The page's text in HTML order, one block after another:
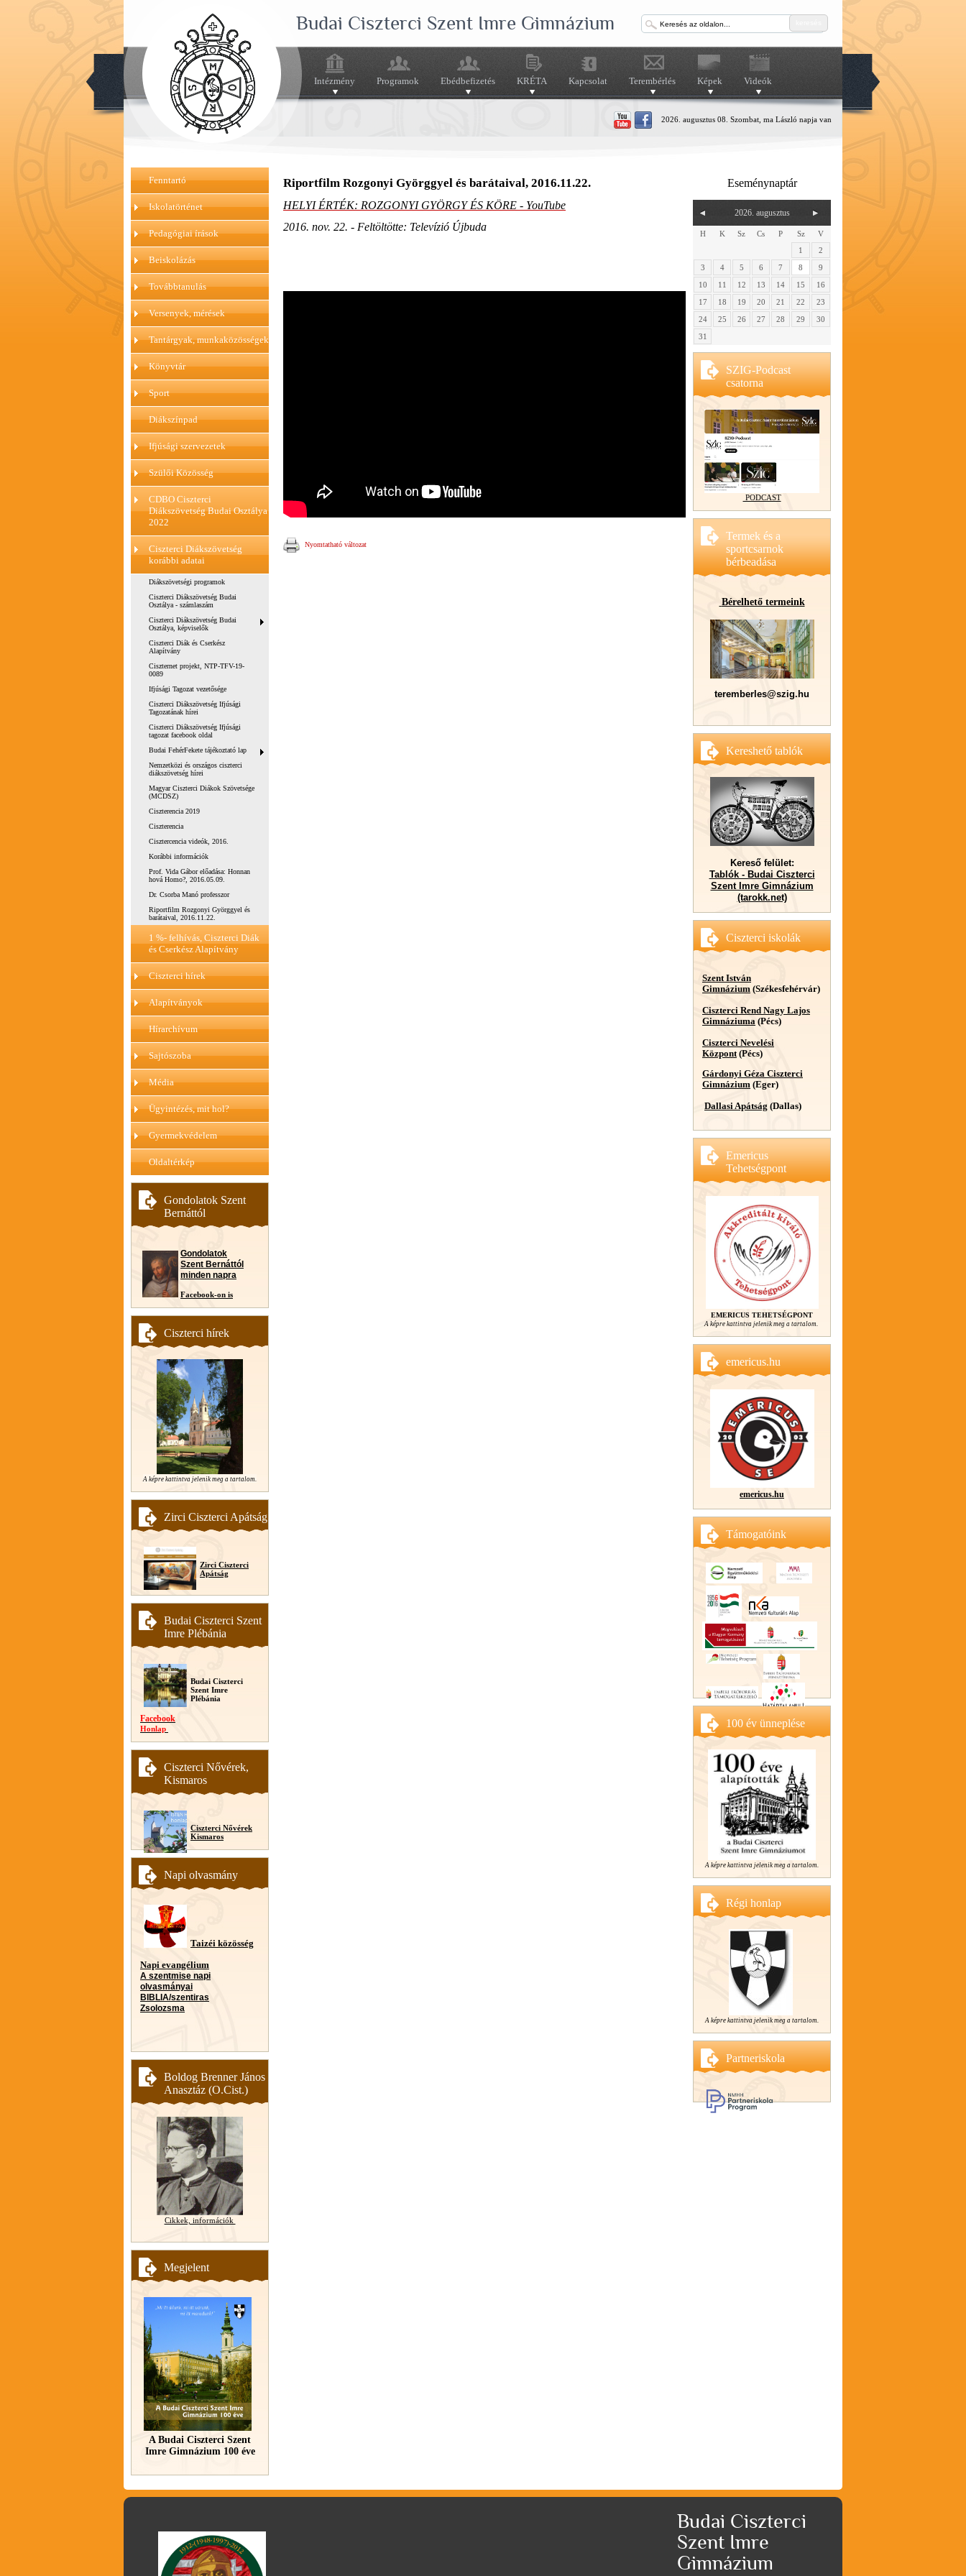
Budai Ciszterci Szent Imre Gimnázium
Intézmény Programok Ebédbefizetés KRÉTA Kapcsolat Terembérlés Képek Videók
2026. augusztus 08. Szombat, ma László napja van
Fenntartó
Iskolatörténet
Pedagógiai írások
Beiskolázás
Továbbtanulás
Versenyek, mérések
Tantárgyak, munkaközösségek
Könyvtár
Sport
Diákszínpad
Ifjúsági szervezetek
Szülői Közösség
CDBO Ciszterci
Diákszövetség Budai Osztálya
2022
Ciszterci Diákszövetség
korábbi adatai
Diákszövetségi programok
Ciszterci Diákszövetség Budai
Osztálya - számlaszám
Ciszterci Diákszövetség Budai
Osztálya, képviselők
Ciszterci Diák és Cserkész
Alapítvány
Ciszternet projekt, NTP-TFV-19-
0089
Ifjúsági Tagozat vezetősége
Ciszterci Diákszövetség Ifjúsági
Tagozatának hírei
Ciszterci Diákszövetség Ifjúsági
tagozat facebook oldal
Budai FehérFekete tájékoztató lap
Nemzetközi és országos ciszterci
diákszövetség hírei
Magyar Ciszterci Diákok Szövetsége
(MCDSZ)
Ciszterencia 2019
Ciszterencia
Cisztercencia videók, 2016.
Korábbi információk
Prof. Vida Gábor előadása: Honnan
hová Homo?, 2016.05.09.
Dr. Csorba Manó professzor
Riportfilm Rozgonyi Györggyel és
barátaival, 2016.11.22.
1 %- felhívás, Ciszterci Diák
és Cserkész Alapítvány
Ciszterci hírek
Alapítványok
Hírarchívum
Sajtószoba
Média
Ügyintézés, mit hol?
Gyermekvédelem
Oldaltérkép
Gondolatok Szent
Bernáttól
Gondolatok
Szent Bernáttól
minden napra
Facebook-on is
Ciszterci hírek
A képre kattintva jelenik meg a tartalom.
Zirci Ciszterci Apátság
Zirci Ciszterci
Apátság
Budai Ciszterci Szent
Imre Plébánia
Budai Ciszterci
Szent Imre
Plébánia
Facebook
Honlap
Ciszterci Nővérek,
Kismaros
Ciszterci Nővérek
Kismaros
Napi olvasmány
Taizéi közösség
Napi evangélium
A szentmise napi
olvasmányai
BIBLIA/szentiras
Zsolozsma
Boldog Brenner János
Anasztáz (O.Cist.)
Cikkek, információk
Megjelent
A Budai Ciszterci Szent
Imre Gimnázium 100 éve
Riportfilm Rozgonyi Györggyel és barátaival, 2016.11.22.
HELYI ÉRTÉK: ROZGONYI GYÖRGY ÉS KÖRE - YouTube
2016. nov. 22. - Feltöltötte: Televízió Újbuda
Nyomtatható változat
Eseménynaptár
2026. augusztus
H K Sz Cs P Sz
V
1
2
3
4 5 6 7 8
9
10
11 12 13 14 15
16
17
18 19 20 21 22
23
24
25 26 27 28 29
30
31
SZIG-Podcast
csatorna
PODCAST
Termek és a
sportcsarnok
bérbeadása
Bérelhető termeink
teremberles@szig.hu
Kereshető tablók
Kereső felület:
Tablók - Budai Ciszterci
Szent Imre Gimnázium
(tarokk.net)
Ciszterci iskolák
Szent István
Gimnázium (Székesfehérvár)
Ciszterci Rend Nagy Lajos
Gimnáziuma (Pécs)
Ciszterci Nevelési
Központ(Pécs)
Gárdonyi Géza Ciszterci
Gimnázium (Eger)
Dallasi Apátság (Dallas)
Emericus
Tehetségpont
EMERICUS TEHETSÉGPONT
A képre kattintva jelenik meg a tartalom.
emericus.hu
emericus.hu
Támogatóink
100 év ünneplése
A képre kattintva jelenik meg a tartalom.
Régi honlap
A képre kattintva jelenik meg a tartalom.
Partneriskola
Budai Ciszterci
Szent Imre
Gimnázium